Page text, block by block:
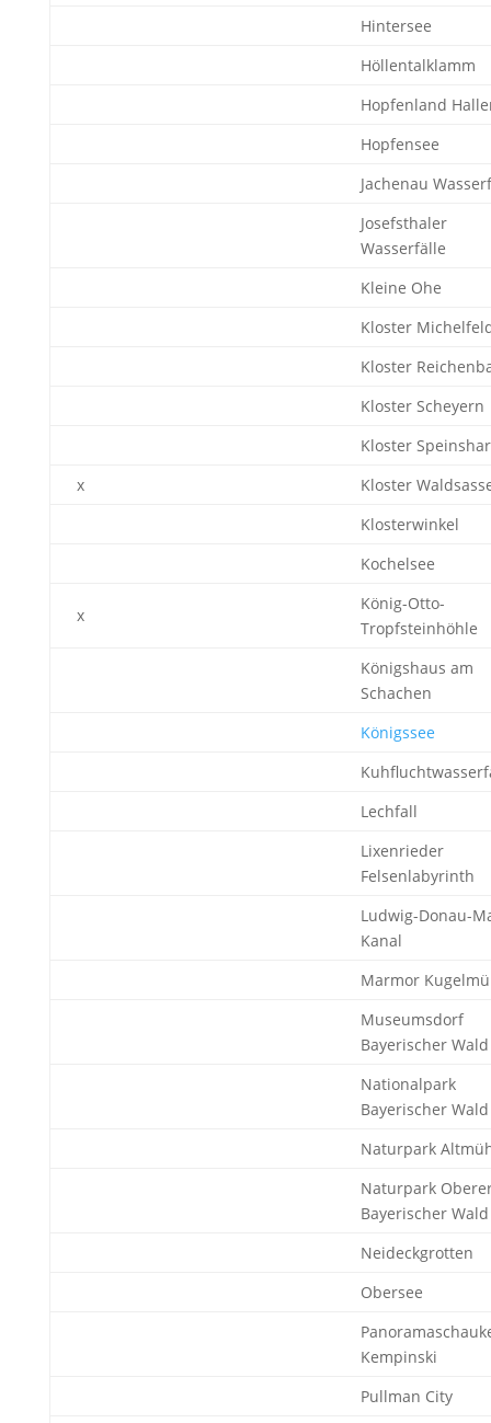
Hintersee
Höllentalklamm
Hopfenland
Hopfensee
Jachenau
Josefsthaler
Wasserfälle
Kleine Ohe
Kloster
Kloster
Kloster Scheyern
Kloster
x
Kloster
Klosterwinkel
Kochelsee
x
König-Otto-
Tropfsteinhöhle
Königshaus am
Schachen
Königssee
Lechfall
Lixenrieder
Felsenlabyrinth
Ludwig-Donau-
Kanal
Marmor
Museumsdorf
Bayerischer Wald
Nationalpark
Bayerischer Wald
Naturpark
Naturpark
Bayerischer Wald
Neideckgrotten
Obersee
Kempinski
Pullman City